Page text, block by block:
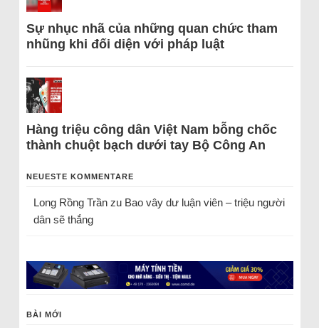
Sự nhục nhã của những quan chức tham
nhũng khi đối diện với pháp luật
Hàng triệu công dân Việt Nam bỗng chốc
thành chuột bạch dưới tay Bộ Công An
NEUESTE KOMMENTARE
Long Rồng Trầnzu Bao vây dư luận viên – triệu người
dân sẽ thắng
BÀI MỚI